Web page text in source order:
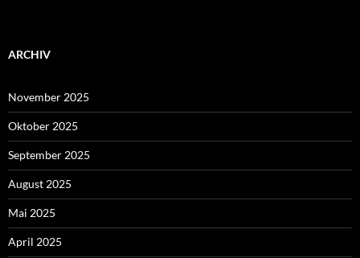
ARCHIV
November 2025
Oktober 2025
September 2025
August 2025
Mai 2025
April 2025